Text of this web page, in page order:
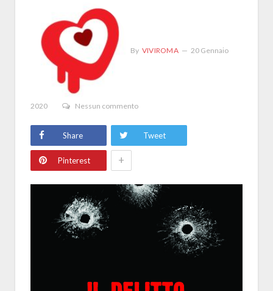
By VIVIROMA 20 Gennaio
2020 Nessun commento
Share Tweet
Pinterest +